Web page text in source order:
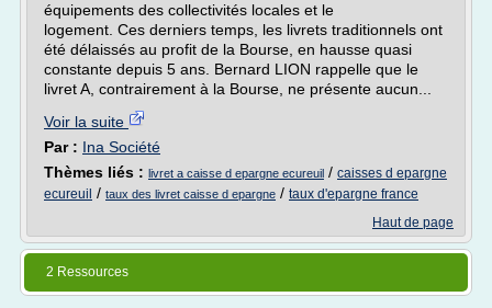
équipements des collectivités locales et le
logement. Ces derniers temps, les livrets traditionnels ont
été délaissés au profit de la Bourse, en hausse quasi
constante depuis 5 ans. Bernard LION rappelle que le
livret A, contrairement à la Bourse, ne présente aucun...
Voir la suite
Par : Ina Société
Thèmes liés : livret a caisse d epargne ecureuil / caisses d epargne
ecureuil / taux des livret caisse d epargne / taux d'epargne france
Haut de page
2 Ressources